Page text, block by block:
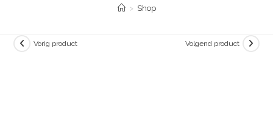
> Shop
Vorig product Volgend product